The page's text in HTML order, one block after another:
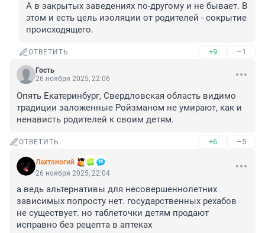
А в закрытых заведениях по-другому и не бывает. В
этом и есть цель изоляции от родителей - сокрытие
происходящего.
ОТВЕТИТЬ +9 –1
Гость
26 ноября 2025, 22:06
Опять Екатеринбург, Свердловская область видимо
традиции заложенные Ройзманом не умирают, как и
ненависть родителей к своим детям.
ОТВЕТИТЬ +6 –5
Лахтоногий
26 ноября 2025, 22:04
а ведь альтернативы для несовершеннолетних
зависимых попросту нет. государственных рехабов
не существует. но таблеточки детям продают
исправно без рецепта в аптеках